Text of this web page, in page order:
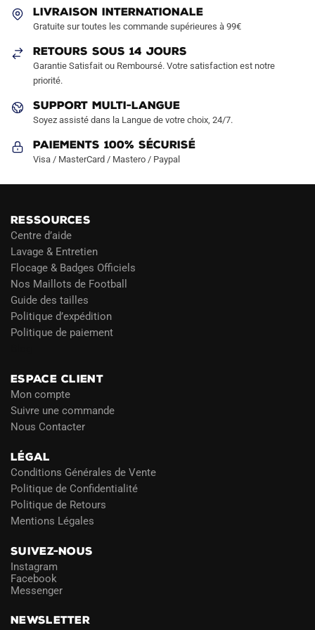
être
choisies
sur
page
produit
la
LIVRAISON INTERNATIONALE
Gratuite sur toutes les commande supérieures à 99€
RETOURS SOUS 14 JOURS
Garantie Satisfait ou Remboursé. Votre satisfaction est notre
priorité.
SUPPORT MULTI-LANGUE
Soyez assisté dans la Langue de votre choix, 24/7.
Paiements 100% Sécurisé
Visa / MasterCard / Mastero / Paypal
RESSOURCES
Centre d’aide
Lavage & Entretien
Flocage & Badges Officiels
Nos Maillots de Football
Guide des tailles
Politique d’expédition
Politique de paiement
ESPACE CLIENT
Mon compte
Suivre une commande
Nous Contacter
LÉGAL
Conditions Générales de Vente
Politique de Confidentialité
Politique de Retours
Mentions Légales
SUIVEZ-NOUS
Instagram
Facebook
Messenger
NEWSLETTER